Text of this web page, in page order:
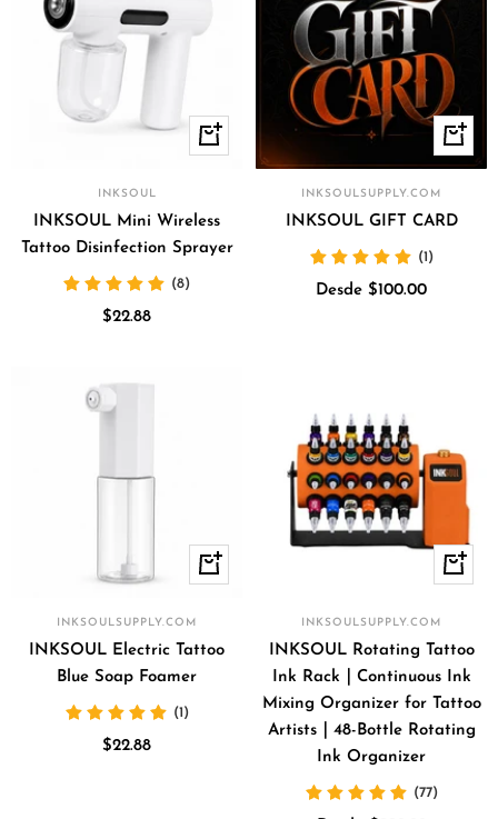
+
INKSOUL
INKSOUL Mini Wireless
Tattoo Disinfection Sprayer
(8)
Precio
$22.88
Vista
rápida
INKSOULSUPPLY.COM
INKSOUL GIFT CARD
(1)
Precio
Desde $100.00
+
INKSOULSUPPLY.COM
INKSOUL Electric Tattoo
Blue Soap Foamer
(1)
Precio
$22.88
Vista
INKSOULSUPPLY.COM
INKSOUL Rotating Tattoo
Ink Rack｜Continuous Ink
Mixing Organizer for Tattoo
Artists｜48-Bottle Rotating
Ink Organizer
(77)